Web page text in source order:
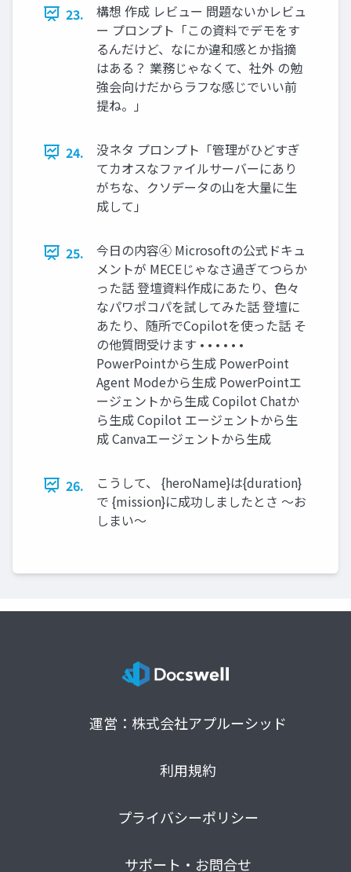
23.
構想 作成 レビュー 問題ないかレビュ
ー プロンプト「この資料でデモをす
るんだけど、なにか違和感とか指摘
はある？ 業務じゃなくて、社外 の勉
強会向けだからラフな感じでいい前
提ね。」
24.
没ネタ プロンプト「管理がひどすぎ
てカオスなファイルサーバーにあり
がちな、クソデータの山を大量に生
成して」
25.
今日の内容④ Microsoftの公式ドキュ
メントが MECEじゃなさ過ぎてつらか
った話 登壇資料作成にあたり、色々
なパワポコパを試してみた話 登壇に
あたり、随所でCopilotを使った話 そ
の他質問受けます • • • • • •
PowerPointから生成 PowerPoint
Agent Modeから生成 PowerPointエ
ージェントから生成 Copilot Chatか
ら生成 Copilot エージェントから生
成 Canvaエージェントから生成
26.
こうして、 {heroName}は{duration}
で {mission}に成功しましたとさ 〜お
しまい〜
運営：株式会社アプルーシッド
利用規約
プライバシーポリシー
サポート・お問合せ